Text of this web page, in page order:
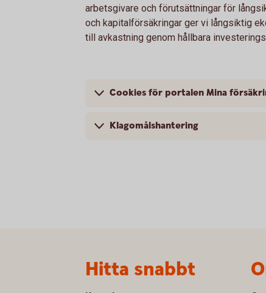
arbetsgivare och förutsättningar för
och kapitalförsäkringar ger vi långsiktig
till avkastning genom hållbara
Cookies för portalen Mina
Klagomålshantering
Hitta snabbt